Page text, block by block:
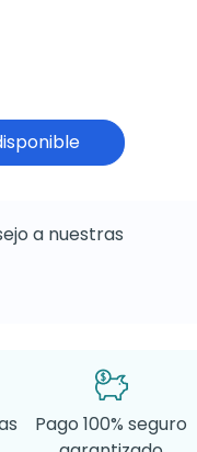
a nuestras
Pago 100% seguro